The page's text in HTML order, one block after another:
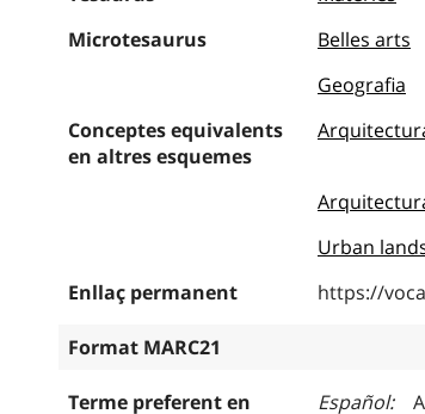
Microtesaurus
Belles arts
Geografia
Conceptes equivalents
en altres esquemes
Urban
Enllaç permanent
https://
Format MARC21
Terme preferent en
Español